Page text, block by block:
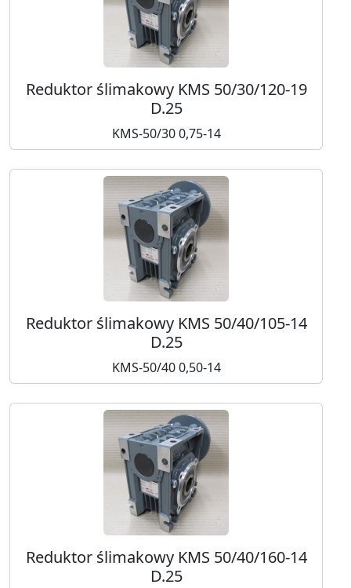
Reduktor ślimakowy KMS 50/30/120-19
D.25
KMS-50/30 0,75-14
Reduktor ślimakowy KMS 50/40/105-14
D.25
KMS-50/40 0,50-14
Reduktor ślimakowy KMS 50/40/160-14
D.25